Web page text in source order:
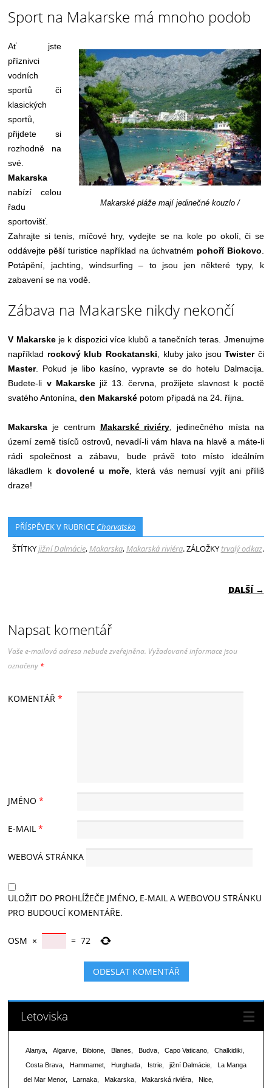
Sport na Makarske má mnoho podob
Makarské pláže mají jedinečné kouzlo /
Ať jste
příznivci
vodních
sportů či
klasických
sportů,
přijdete si
rozhodně na
své.
Makarska
nabízí celou
řadu
sportovišť.
Zahrajte si tenis, míčové hry, vydejte se na kole po okolí, či se
oddávejte pěší turistice například na úchvatném pohoří Biokovo
Potápění, jachting, windsurfing – to jsou jen některé typy, k
zabavení se na vodě.
Zábava na Makarske nikdy nekončí
V Makarskeje k dispozici více klubů a tanečních teras. Jmenujme
například rockový klub Rockatanski , kluby jako jsouTwisterči
Master. Pokud je libo kasíno, vypravte se do hotelu Dalmacija.
Budete-li v Makarskejiž 13. června, prožijete slavnost k poctě
svatého Antonína,den Makarské potom připadá na 24. října.
Makarska je centrum Makarské riviéry , jedinečného místa na
území země tisíců ostrovů, nevadí-li vám hlava na hlavě a máte-li
rádi společnost a zábavu, bude právě toto místo ideálním
lákadlem k dovolené u moře, která vás nemusí vyjít ani příliš
draze!
PŘÍSPĚVEK V RUBRICE Chorvatsko
ŠTÍTKYjižní Dalmácie,Makarska,Makarská riviéra. ZÁLOŽKY trvalý odkaz.
NAVIGACE PRO PŘÍSPĚVKYDALŠÍ →
Napsat komentář
Vaše e-mailová adresa nebude zveřejněna. Vyžadované informace jsou
označeny *
KOMENTÁŘ*
JMÉNO*
E-MAIL*
WEBOVÁ STRÁNKA
ULOŽIT DO PROHLÍŽEČE JMÉNO, E-MAIL A WEBOVOU STRÁNKU
PRO BUDOUCÍ KOMENTÁŘE.
OSM × = 72
Letoviska
Alanya Algarve Bibione Blanes Budva Capo Vaticano
Chalkidiki
Costa Brava
Hammamet Hurghada Istrie jižní Dalmácie
La Manga
del Mar Menor
Larnaka Makarska Makarská riviéra
Nice